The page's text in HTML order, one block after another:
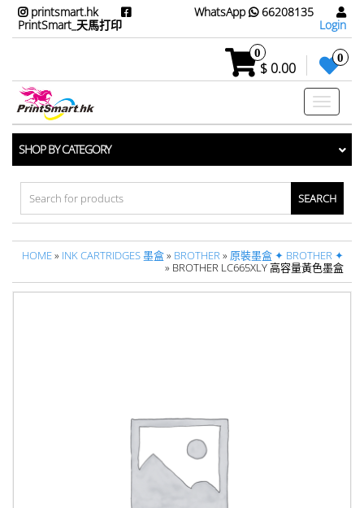
printsmart.hk
PrintSmart_天馬打印
WhatsApp
66208135
Login
0
$ 0.00
0
Toggle
SHOP BY CATEGORY
Search
for:
HOME» INK CARTRIDGES 墨盒» BROTHER » 原裝墨盒 ✦ BROTHER ✦
» BROTHER LC665XLY 高容量黃色墨盒